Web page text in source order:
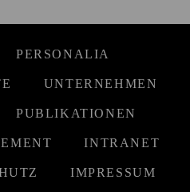
PERSONALIA
UNTERNEHMEN
PUBLIKATIONEN
INTRANET
IMPRESSUM